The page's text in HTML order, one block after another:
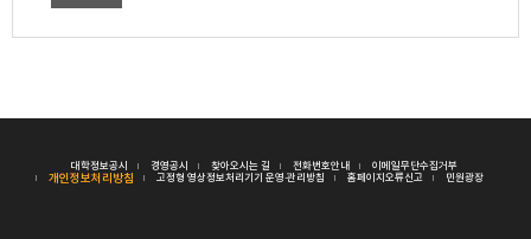
대학정보공시 경영공시 찾아오시는 길 전화번호안내 이메일무단수집거부
개인정보처리방침 고정형 영상정보처리기기 운영·관리방침 홈페이지오류신고 민원광장